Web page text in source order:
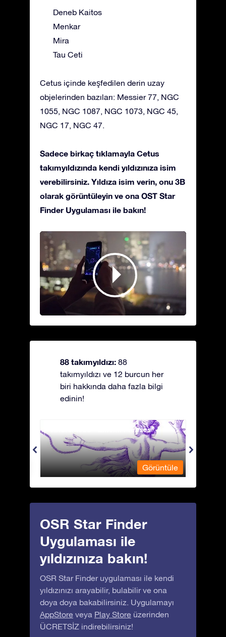
Deneb Kaitos
Menkar
Mira
Tau Ceti
Cetus içinde keşfedilen derin uzay
objelerinden bazıları: Messier 77, NGC
1055, NGC 1087, NGC 1073, NGC 45,
NGC 17, NGC 47.
Sadece birkaç tıklamayla Cetus
takımyıldızında kendi yıldızınıza isim
verebilirsiniz. Yıldıza isim verin, onu 3B
olarak görüntüleyin ve ona OST Star
Finder Uygulaması ile bakın!
88 takımyıldızı: 88
takımyıldızı ve 12 burcun her
biri hakkında daha fazla bilgi
edinin!
Andromeda - Zincirli Prenses
Görüntüle
OSR Star Finder
Uygulaması ile
yıldızınıza bakın!
OSR Star Finder uygulaması ile kendi
yıldızınızı arayabilir, bulabilir ve ona
doya doya bakabilirsiniz. Uygulamayı
AppStore veya Play Store üzerinden
ÜCRETSİZ indirebilirsiniz!